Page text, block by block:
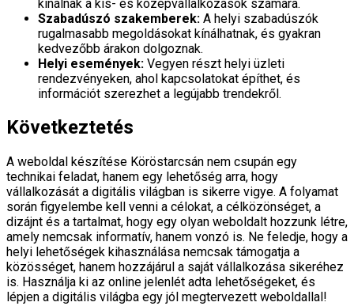
kínálnak a kis- és középvállalkozások számára.
Szabadúszó szakemberek: A helyi szabadúszók
rugalmasabb megoldásokat kínálhatnak, és gyakran
kedvezőbb árakon dolgoznak.
Helyi események: Vegyen részt helyi üzleti
rendezvényeken, ahol kapcsolatokat építhet, és
információt szerezhet a legújabb trendekről.
Következtetés
A weboldal készítése Köröstarcsán nem csupán egy
technikai feladat, hanem egy lehetőség arra, hogy
vállalkozását a digitális világban is sikerre vigye. A folyamat
során figyelembe kell venni a célokat, a célközönséget, a
dizájnt és a tartalmat, hogy egy olyan weboldalt hozzunk létre,
amely nemcsak informatív, hanem vonzó is. Ne feledje, hogy a
helyi lehetőségek kihasználása nemcsak támogatja a
közösséget, hanem hozzájárul a saját vállalkozása sikeréhez
is. Használja ki az online jelenlét adta lehetőségeket, és
lépjen a digitális világba egy jól megtervezett weboldallal!